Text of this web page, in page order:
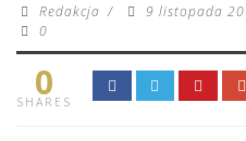
Redakcja /
9 listopada
0
0
SHARES